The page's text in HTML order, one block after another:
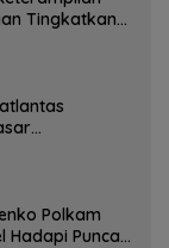
Tingkatkan
Polkam
Hadapi Puncak